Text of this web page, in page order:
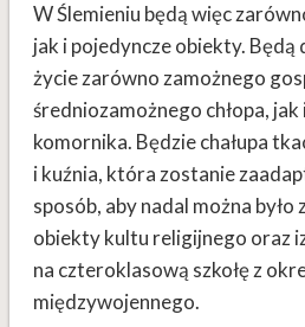
W Ślemieniu będą więc
jak i pojedyncze obiekty.
życie zarówno zamożnego
średniozamożnego chłopa,
komornika. Będzie chałupa
i kuźnia, która zostanie
sposób, aby nadal można
obiekty kultu religijnego oraz
na czteroklasową szkołę z
międzywojennego.